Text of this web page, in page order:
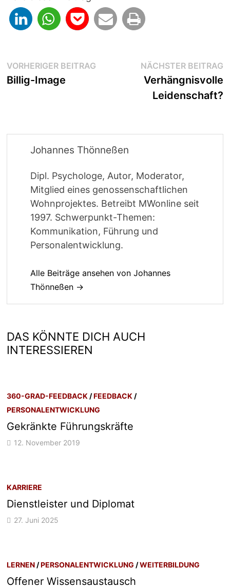
Beitragsnavigation
VORHERIGER BEITRAG Vorheriger
Billig-Image
NÄCHSTER BEITRAG
Verhängnisvolle
Leidenschaft?
Johannes Thönneßen
Dipl. Psychologe, Autor, Moderator,
Mitglied eines genossenschaftlichen
Wohnprojektes. Betreibt MWonline seit
1997. Schwerpunkt-Themen:
Kommunikation, Führung und
Personalentwicklung.
Alle Beiträge ansehen von Johannes
Thönneßen →
DAS KÖNNTE DICH AUCH
INTERESSIEREN
360-GRAD-FEEDBACK /FEEDBACK /
PERSONALENTWICKLUNG
Gekränkte Führungskräfte
12. November 2019
KARRIERE
Dienstleister und Diplomat
27. Juni 2025
LERNEN /PERSONALENTWICKLUNG /WEITERBILDUNG
Offener Wissensaustausch